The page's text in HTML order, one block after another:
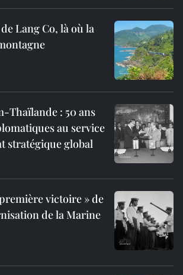
Lang Co, là où la
Thaïlande : 50 ans
au service
stratégique global
victoire » de
de la Marine